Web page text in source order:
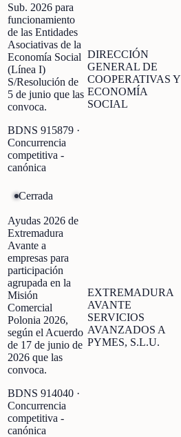
Sub. 2026 para
funcionamiento
de las Entidades
Asociativas de la
Economía Social
(Línea I)
S/Resolución de
5 de junio que las
convoca.
BDNS 915879 ·
Concurrencia
competitiva -
canónica
DIRECCIÓN
GENERAL DE
COOPERATIVAS Y
ECONOMÍA
SOCIAL
Cerrada
Ayudas 2026 de
Extremadura
Avante a
empresas para
participación
agrupada en la
Misión
Comercial
Polonia 2026,
según el Acuerdo
de 17 de junio de
2026 que las
convoca.
BDNS 914040 ·
Concurrencia
competitiva -
canónica
EXTREMADURA
AVANTE
SERVICIOS
AVANZADOS A
PYMES, S.L.U.